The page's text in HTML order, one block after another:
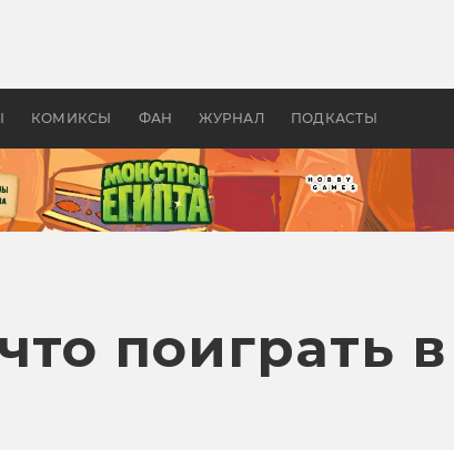
КОМИКСЫ ФАН ЖУРНАЛ ПОДКАСТЫ
—
бы «Властелина колец»
поиграть